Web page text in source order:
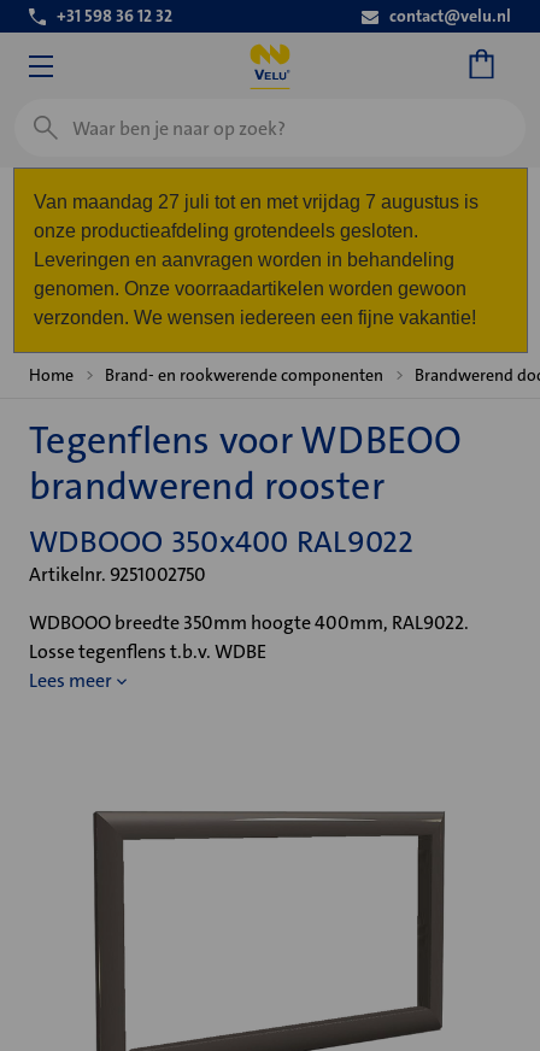
+31 598 36 12 32 contact@velu.nl
Zoeken
Van maandag 27 juli tot en met vrijdag 7 augustus is
onze productieafdeling grotendeels gesloten.
Leveringen en aanvragen worden in behandeling
genomen. Onze voorraadartikelen worden gewoon
verzonden. We wensen iedereen een fijne vakantie!
Home Brand- en rookwerende componenten Brandwerend
Tegenflens voor WDBEOO
brandwerend rooster
WDBOOO 350x400 RAL9022
Artikelnr. 9251002750
WDBOOO breedte 350mm hoogte 400mm, RAL9022.
Losse tegenflens t.b.v. WDBE
Lees meer